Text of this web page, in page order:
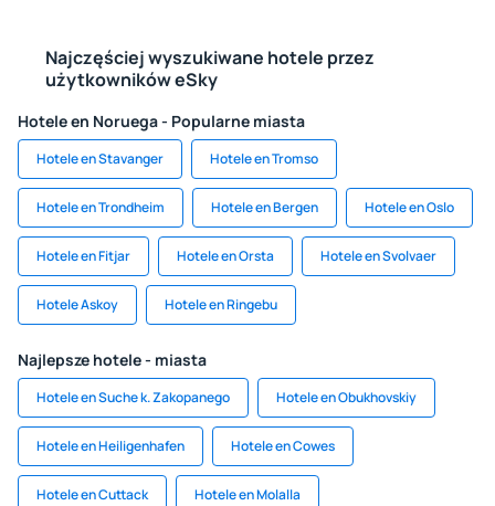
Najczęściej wyszukiwane hotele przez
użytkowników eSky
Hotele en Noruega - Popularne miasta
Hotele en Stavanger Hotele en Tromso
Hotele en Trondheim Hotele en Bergen Hotele en Oslo
Hotele en Fitjar Hotele en Orsta Hotele en Svolvaer
Hotele Askoy Hotele en Ringebu
Najlepsze hotele - miasta
Hotele en Suche k. Zakopanego Hotele en Obukhovskiy
Hotele en Heiligenhafen Hotele en Cowes
Hotele en Cuttack Hotele en Molalla